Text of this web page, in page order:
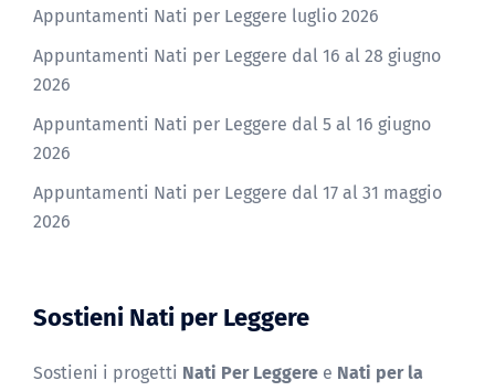
Appuntamenti Nati per Leggere luglio 2026
Appuntamenti Nati per Leggere dal 16 al 28 giugno
2026
Appuntamenti Nati per Leggere dal 5 al 16 giugno
2026
Appuntamenti Nati per Leggere dal 17 al 31 maggio
2026
Sostieni Nati per Leggere
Sostieni i progetti Nati Per Leggere e Nati per la